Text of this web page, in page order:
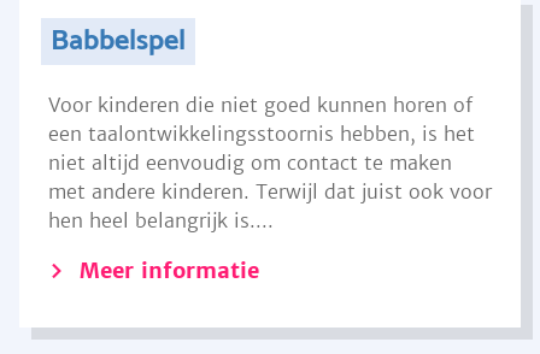
Babbelspel
Voor kinderen die niet goed kunnen horen of
een taalontwikkelingsstoornis hebben, is het
niet altijd eenvoudig om contact te maken
met andere kinderen. Terwijl dat juist ook voor
hen heel belangrijk is....
Meer informatie